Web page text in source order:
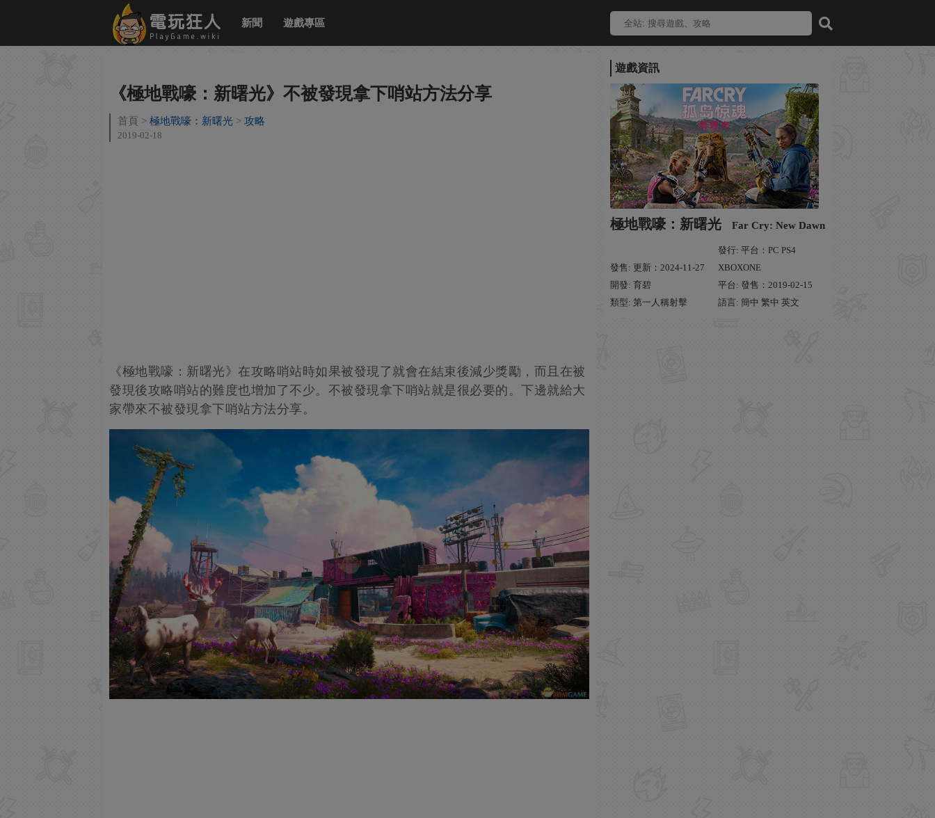
新聞 遊戲專區
遊戲資訊
極地戰嚎：新曙光 Far Cry: New Dawn
發售: 更新：2024-11-27
發行: 平台：PC PS4
XBOXONE
開發: 育碧
平台: 發售：2019-02-15
類型: 第一人稱射擊
語言: 簡中 繁中 英文
《極地戰嚎：新曙光》不被發現拿下哨站方法分享
首頁 極地戰嚎：新曙光 攻略
2019-02-18
《極地戰嚎：新曙光》在攻略哨站時如果被發現了就會在結束後減少獎勵，而且在被
發現後攻略哨站的難度也增加了不少。不被發現拿下哨站就是很必要的。下邊就給大
家帶來不被發現拿下哨站方法分享。